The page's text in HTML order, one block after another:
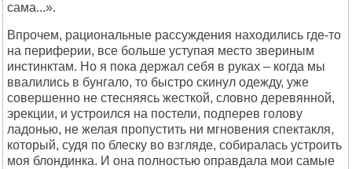
сама...».
Впрочем, рациональные рассуждения находились где-то
на периферии, все больше уступая место звериным
инстинктам. Но я пока держал себя в руках – когда мы
ввалились в бунгало, то быстро скинул одежду, уже
совершенно не стесняясь жесткой, словно деревянной,
эрекции, и устроился на постели, подперев голову
ладонью, не желая пропустить ни мгновения спектакля,
который, судя по блеску во взгляде, собиралась устроить
моя блондинка. И она полностью оправдала мои самые